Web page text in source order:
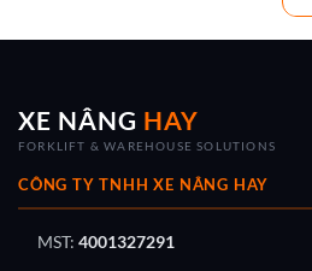
XE NÂNG HAY
FORKLIFT & WAREHOUSE SOLUTIONS
CÔNG TY TNHH XE NÂNG HAY
MST: 4001327291